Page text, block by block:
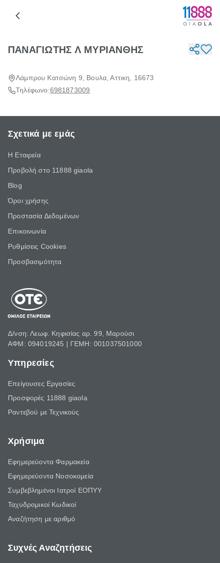
ΠΑΝΑΓΙΩΤΗΣ Λ ΜΥΡΙΑΝΘΗΣ
Λάμπρου Κατσώνη 9, Βουλα, Αττικη, 16673
Τηλέφωνο:6981873009
Σχετικά με εμάς
Η Εταιρεία
Προβολή στο 11888 giaola
Blog
Όροι χρήσης
Προστασία Δεδομένων
Επικοινωνία
Ρυθμίσεις Cookies
Προσβασιμότητα
Δ/νση: Λεωφ. Κηφισίας αρ. 99, Μαρούσι
ΑΦΜ: 094019245 | ΓΕΜΗ: 001037501000
Υπηρεσίες
Επείγουσες Εργασίες
Προσφορές 11888 giaola
Ραντεβού με Τεχνικούς
Χρήσιμα
Εφημερεύοντα Φαρμακεία
Εφημερεύοντα Νοσοκομεία
Συμβεβλημένοι Ιατροί ΕΟΠΥΥ
Ταχυδρομικοί Κωδικοί
Αναζήτηση με αριθμό
Συχνές Αναζητήσεις